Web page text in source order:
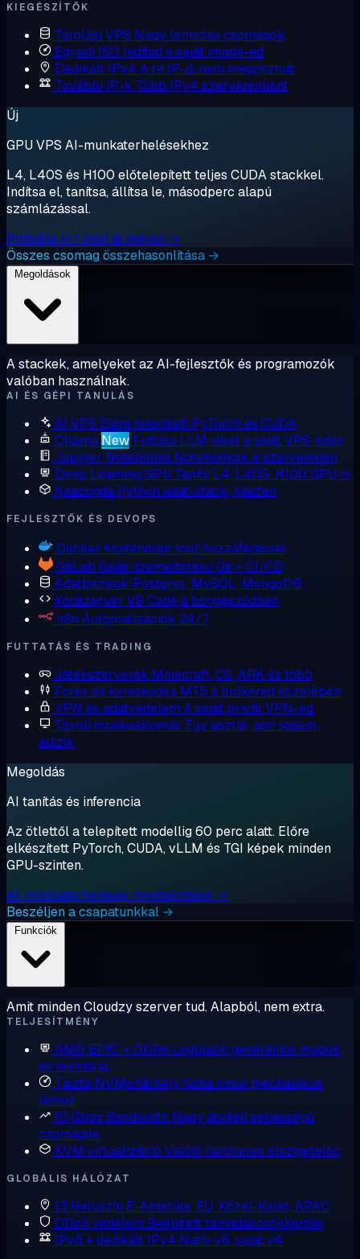
KIEGÉSZÍTŐK
Tárolási VPS Nagy lemezes csomagok
Egyedi ISO Indítsd a saját image-ed
Dedikált IPv4 A te IP-d, nem megosztott
További IP-k Több IPv4 szerverenként
Új
GPU VPS AI-munkaterhelésekhez
L4, L40S és H100 előtelepített teljes CUDA stackkel.
Indítsa el, tanítsa, állítsa le, másodperc alapú
számlázással.
Próbálja ki 1 órán át ingyen →
Összes csomag összehasonlítása →
A stackek, amelyeket az AI-fejlesztők és programozók
valóban használnak.
AI ÉS GÉPI TANULÁS
AI VPS Előre telepített PyTorch és CUDA
Ollama New Futtass LLM-eket a saját VPS-eden
Jupyter Notebooks Notebookok a szervereden
Deep Learning GPU Taníts L4, L40S, H100 GPU-n
Anaconda Python adat-stack, készen
FEJLESZTŐK ÉS DEVOPS
Docker Konténerek root hozzáféréssel
GitLab Saját üzemeltetésű Git + CI/CD
Adatbázisok Postgres, MySQL, MongoDB
Kódszerver VS Code a böngésződben
n8n Automatizációk 24/7
FUTTATÁS ÉS TRADING
Játékszerverek Minecraft, CS, ARK és több
Forex és kereskedés MT5 a brókered közelében
VPN és adatvédelem A saját privát VPN-ed
Távoli munkaállomás Egy asztal, ami sosem
alszik
Megoldás
AI tanítás és inferencia
Az ötlettől a telepített modellig 60 perc alatt. Előre
elkészített PyTorch, CUDA, vLLM és TGI képek minden
GPU-szinten.
AI-munkaterhelések megtekintése →
Beszéljen a csapatunkkal →
Amit minden Cloudzy szerver tud. Alapból, nem extra.
TELJESÍTMÉNY
AMD EPYC + DDR5 Legújabb generációs magok
és memória
Tiszta NVMe tárhelySoha nincs mechanikus
lemez
10 Gbps Bandwidth Nagy átviteli sebességű
csomagok
KVM virtualizáció Valódi hardveres elszigetelés
GLOBÁLIS HÁLÓZAT
13 Helyszín É-Amerika, EU, Közel-Kelet, APAC
DDoS védelem Beépített támadáscsökkentés
IPv6 + dedikált IPv4 Natív v6, saját v4